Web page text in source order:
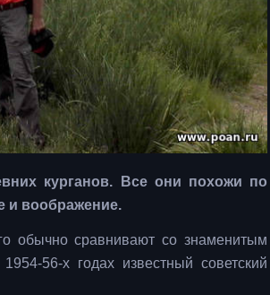
курганов. Все они похожи по
и воображение.
обычно сравнивают со знаменитым
56-х годах известный советский